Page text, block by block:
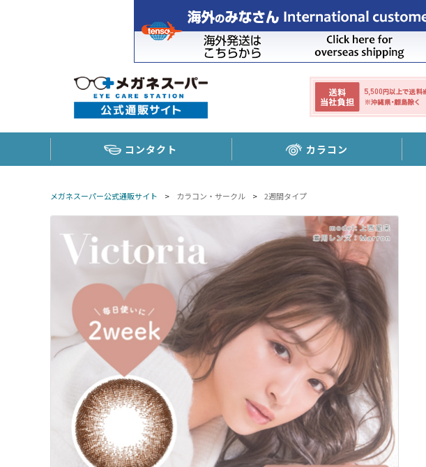
コンタクト カラコン
メガネスーパー公式通販サイト > カラコン・サークル > 2週間タイプ